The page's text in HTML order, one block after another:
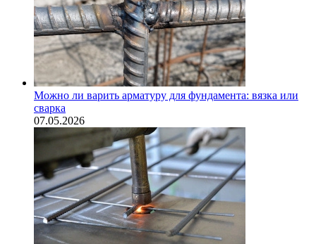
Можно ли варить арматуру для фундамента: вязка или
сварка
07.05.2026